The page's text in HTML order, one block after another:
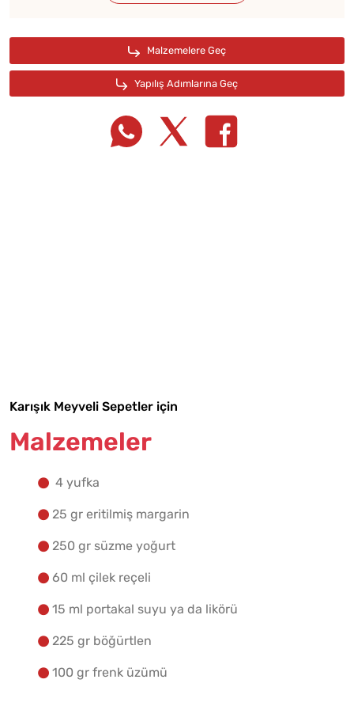
Karışık Meyveli Sepetler için
Malzemeler
4 yufka
25 gr eritilmiş margarin
250 gr süzme yoğurt
60 ml çilek reçeli
15 ml portakal suyu ya da likörü
225 gr böğürtlen
100 gr frenk üzümü